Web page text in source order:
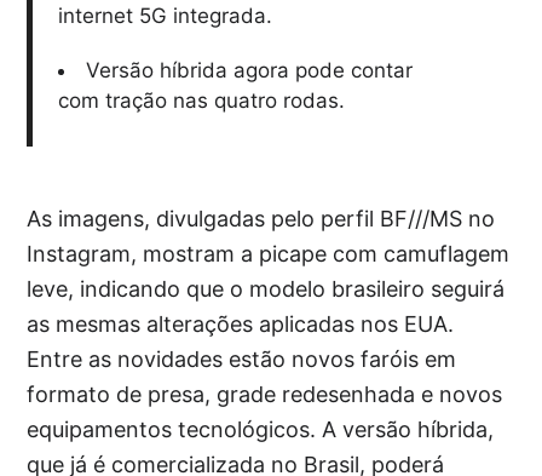
internet 5G integrada.
Versão híbrida agora pode contar
com tração nas quatro rodas.
As imagens, divulgadas pelo perfil BF///MS no
Instagram, mostram a picape com camuflagem
leve, indicando que o modelo brasileiro seguirá
as mesmas alterações aplicadas nos EUA.
Entre as novidades estão novos faróis em
formato de presa, grade redesenhada e novos
equipamentos tecnológicos. A versão híbrida,
que já é comercializada no Brasil, poderá